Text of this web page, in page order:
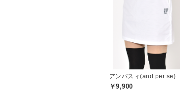
アンパスィ(and per se)
￥9,900